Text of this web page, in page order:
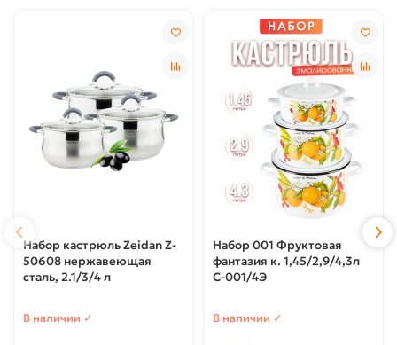
Набор кастрюль Zeidan Z-
50608 нержавеющая
сталь, 2.1/3/4 л
В наличии ✓
Набор 001 Фруктовая
фантазия к. 1,45/2,9/4,3л
С-001/4Э
В наличии ✓